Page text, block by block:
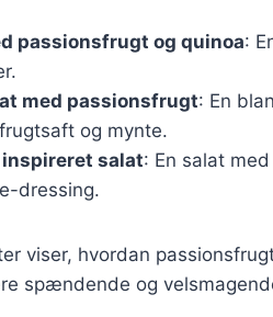
passionsfrugt og quinoa:
med passionsfrugt: En
og mynte.
salat: En salat
dressing.
viser, hvordan
spændende og